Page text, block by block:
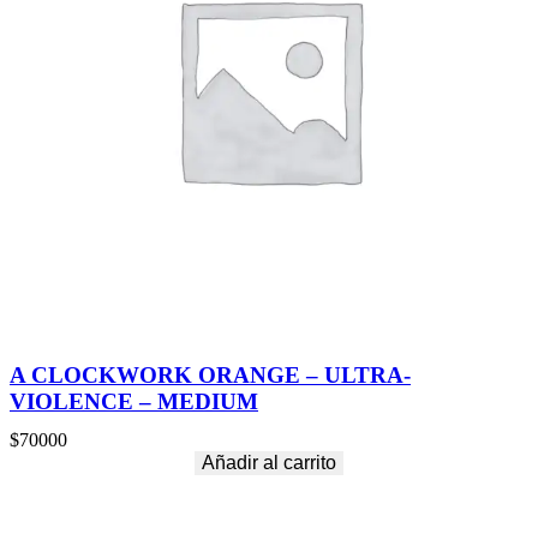
A CLOCKWORK ORANGE – ULTRA-
VIOLENCE – MEDIUM
$70000
Añadir al carrito